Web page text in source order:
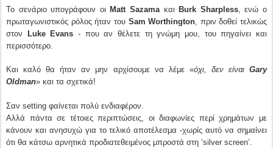
Το σενάριο υπογράφουν οι Matt Sazamaκαι Burk Sharpless, ενώ ο
πρωταγωνιστικός ρόλος ήταν του Sam Worthington, πριν δοθεί τελικώς
στον
Luke Evans - που αν θέλετε τη γνώμη μου, του πηγαίνει και
περισσότερο.
Και καλό θα ήταν αν μην αρχίσουμε να λέμε «όχι, δεν είναι Gary
Oldman» και τα σχετικά!
Σαν setting φαίνεται πολύ ενδιαφέρον.
Αλλά πάντα σε τέτοιες περιπτώσεις, οι διαφωνίες περί χρημάτων με
κάνουν και ανησυχώ για το τελικό αποτέλεσμα -χωρίς αυτό να σημαίνει
ότι θα κάτσω αρνητικά προδιατεθειμένος μπροστά στη ‘silver screen’.